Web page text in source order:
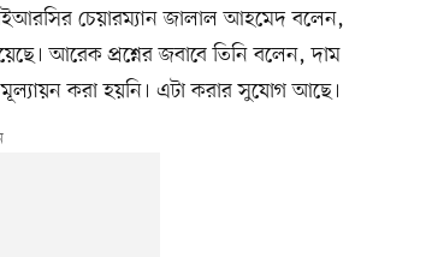
চেয়ারম্যান জালাল আহমেদ বলেন,
আরেক প্রশ্নের জবাবে তিনি বলেন, দাম
করা হয়নি। এটা করার সুযোগ আছে।